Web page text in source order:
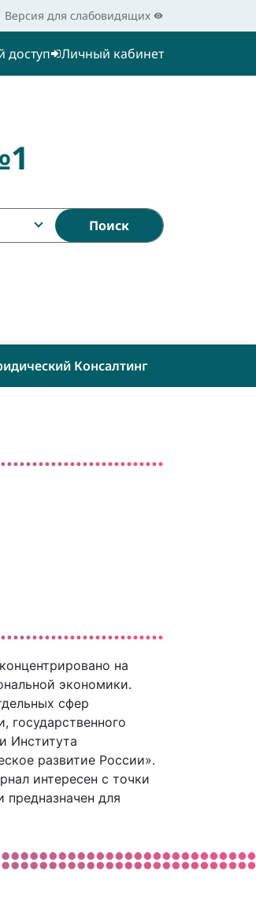
Версия для слабовидящих
доступ Личный кабинет
Поиск
Консалтинг
на
экономики.
сфер
государственного
Института
развитие России».
интересен с точки
для